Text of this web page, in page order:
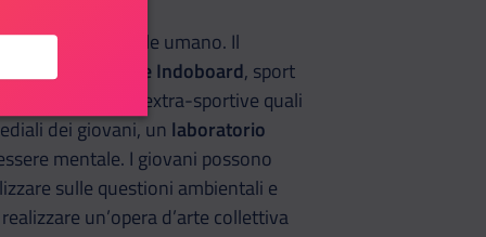
del capitale umano. Il
street-basket e Indoboard, sport
attività extra-sportive quali
dei giovani, un laboratorio
mentale. I giovani possono
sulle questioni ambientali e
un’opera d’arte collettiva